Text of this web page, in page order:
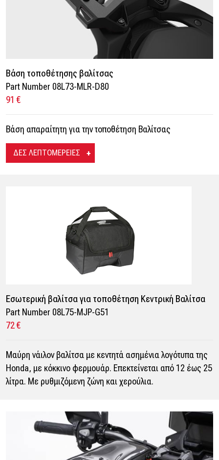
Βάση τοποθέτησης βαλίτσας
Part Number 08L73-MLR-D80
91 €
Βάση απαραίτητη για την τοποθέτηση Βαλίτσας
ΔΕΣ ΛΕΠΤΟΜΕΡΕΙΕΣ
Εσωτερική βαλίτσα για τοποθέτηση Κεντρική Βαλίτσα
Part Number 08L75-MJP-G51
72 €
Μαύρη νάιλον βαλίτσα με κεντητά ασημένια λογότυπα της
Honda, με κόκκινο φερμουάρ. Επεκτείνεται από 12 έως 25
λίτρα. Με ρυθμιζόμενη ζώνη και χερούλια.